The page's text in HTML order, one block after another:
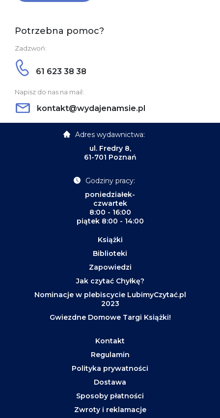
Potrzebna pomoc?
Zadzwoń:
61 623 38 38
Napisz do nas na mail:
kontakt@wydajenamsie.pl
Adres wydawnictwa:
ul. Fredry 8,
61-701 Poznań
Godziny pracy:
poniedziałek-
czwartek
8:00 - 16:00
piątek 8:00 - 14:00
Książki
Biblioteki
Zapowiedzi
Jak czytać Chyłkę?
Nominacje w plebiscycie LubimyCzytać.pl
2023
Gwiezdne Domowe Targi Książki!
Kontakt
Regulamin
Polityka prywatności
Dostawa
Sposoby płatności
Zwroty i reklamacje